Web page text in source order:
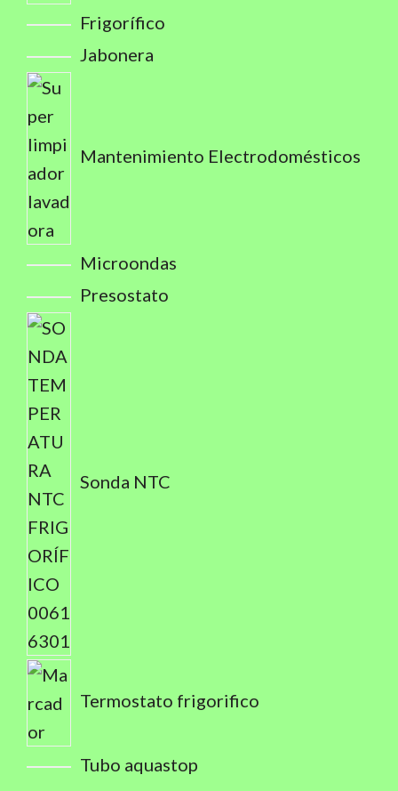
Frigorífico
Jabonera
Mantenimiento Electrodomésticos
Microondas
Presostato
Sonda NTC
Termostato frigorifico
Tubo aquastop